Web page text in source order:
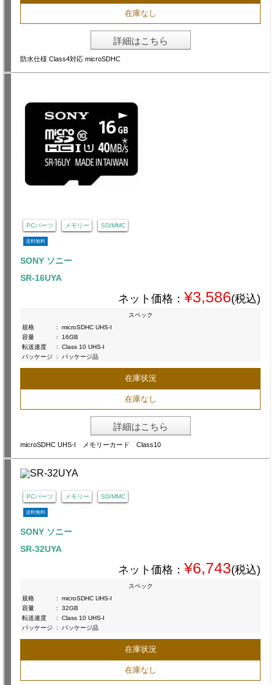
在庫なし
詳細はこちら
防水仕様 Class4対応 microSDHC
PCパーツ メモリー SD/MMC
送料無料
SONY ソニー
SR-16UYA
ネット価格： ¥3,586(税込)
スペック
規格
:
microSDHC UHS-I
容量
:
16GB
転送速度
:
Class 10 UHS-I
パッケージ
: パッケージ品
在庫状況
在庫なし
詳細はこちら
microSDHC UHS-I メモリーカード Class10
PCパーツ メモリー SD/MMC
送料無料
SONY ソニー
SR-32UYA
ネット価格： ¥6,743(税込)
スペック
規格
:
microSDHC UHS-I
容量
:
32GB
転送速度
:
Class 10 UHS-I
パッケージ
: パッケージ品
在庫状況
在庫なし